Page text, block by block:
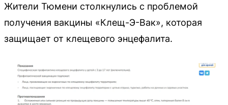
Жители Тюмени столкнулись с проблемой
получения вакцины «Клещ-Э-Вак», которая
защищает от клещевого энцефалита.